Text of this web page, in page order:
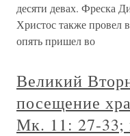
десяти девах. Фреска
Христос также провел
опять пришел во
Великий
посещение
Мк. 11: 27-33;